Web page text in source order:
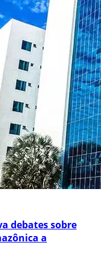
debates sobre
a